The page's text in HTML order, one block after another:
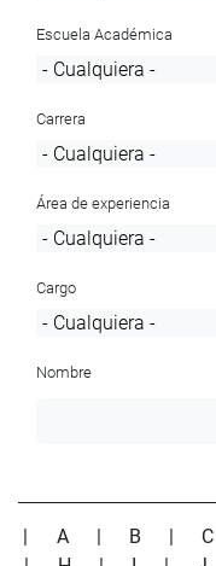
Escuela Académica
Carrera
Área de experiencia
Cargo
Nombre
| A | B | C